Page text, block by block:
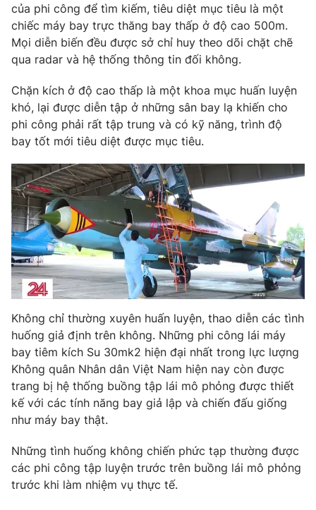
VTV Sức khoẻ Bất động sản
Thị trường 24h Tấm lòng Việt
VTV4 Vươn mình bằng AI
VTV9 VTV8
Liên hệ tòa soạn English
THỜI BÁO VTV
Theo dõi báo trên
Cơ quan chủ quản:Đài Truyền hình Việt Nam
Cơ quan báo chí:Thời báo VTV
Giấy phép hoạt động báo in và báo điện tử số 483/GP-BTTTT
cấp ngày 29/12/2023
Tổng Biên tập:
Vũ Thanh Thủy
Phó Tổng Biên tập: Nguyễn Thị Mỹ Hạnh, Phạm Quốc Thắng,
Nguyễn Trọng Ninh
của phi công để tìm kiếm, tiêu diệt mục tiêu là một
chiếc máy bay trực thăng bay thấp ở độ cao 500m.
Mọi diễn biến đều được sở chỉ huy theo dõi chặt chẽ
qua radar và hệ thống thông tin đối không.
Chặn kích ở độ cao thấp là một khoa mục huấn luyện
khó, lại được diễn tập ở những sân bay lạ khiến cho
phi công phải rất tập trung và có kỹ năng, trình độ
bay tốt mới tiêu diệt được mục tiêu.
Không chỉ thường xuyên huấn luyện, thao diễn các tình
huống giả định trên không. Những phi công lái máy
bay tiêm kích Su 30mk2 hiện đại nhất trong lực lượng
Không quân Nhân dân Việt Nam hiện nay còn được
trang bị hệ thống buồng tập lái mô phỏng được thiết
kế với các tính năng bay giả lập và chiến đấu giống
như máy bay thật.
Những tình huống không chiến phức tạp thường được
các phi công tập luyện trước trên buồng lái mô phỏng
trước khi làm nhiệm vụ thực tế.